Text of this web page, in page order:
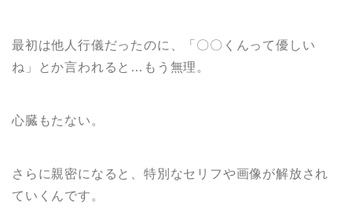
最初は他人行儀だったのに、「〇〇くんって優しい
ね」とか言われると…もう無理。
心臓もたない。
さらに親密になると、特別なセリフや画像が解放され
ていくんです。